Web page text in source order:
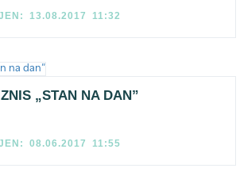
13.08.2017 11:32
„STAN NA DAN”
08.06.2017 11:55